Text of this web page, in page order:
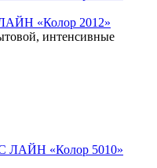
«Колор 2012»
интенсивные